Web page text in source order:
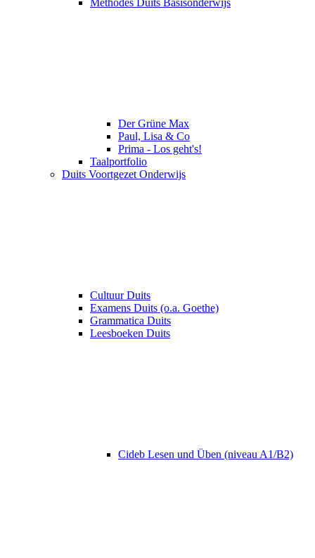
Methodes Duits Basisonderwijs
Der Grüne Max
Paul, Lisa & Co
Prima - Los geht's!
Taalportfolio
Duits Voortgezet Onderwijs
Cultuur Duits
Examens Duits (o.a. Goethe)
Grammatica Duits
Leesboeken Duits
Cideb Lesen und Üben (niveau A1/B2)